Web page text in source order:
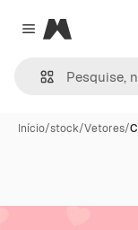
Close menu
Magnific
Início/stock/Vetores/